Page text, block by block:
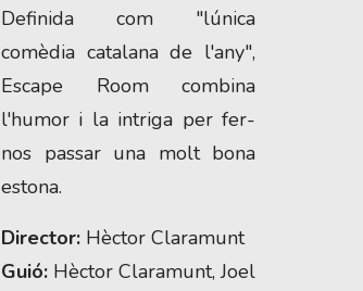
Definida com "lúnica
comèdia catalana de l'any",
Escape Room combina
l'humor i la intriga per fer-
nos passar una molt bona
estona.
Director: Hèctor Claramunt
Guió: Hèctor Claramunt, Joel